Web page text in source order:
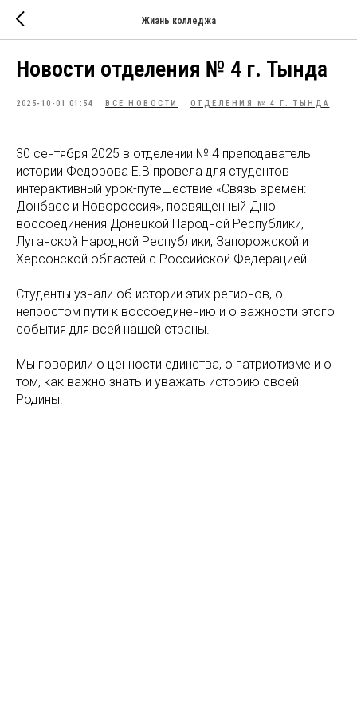
Жизнь колледжа
Новости отделения № 4 г. Тында
2025-10-01 01:54 ВСЕ НОВОСТИ ОТДЕЛЕНИЯ № 4 Г. ТЫНДА
30 сентября 2025 в отделении № 4 преподаватель
истории Федорова Е.В провела для студентов
интерактивный урок-путешествие «Связь времен:
Донбасс и Новороссия», посвященный Дню
воссоединения Донецкой Народной Республики,
Луганской Народной Республики, Запорожской и
Херсонской областей с Российской Федерацией.
Студенты узнали об истории этих регионов, о
непростом пути к воссоединению и о важности этого
события для всей нашей страны.
Мы говорили о ценности единства, о патриотизме и о
том, как важно знать и уважать историю своей
Родины.